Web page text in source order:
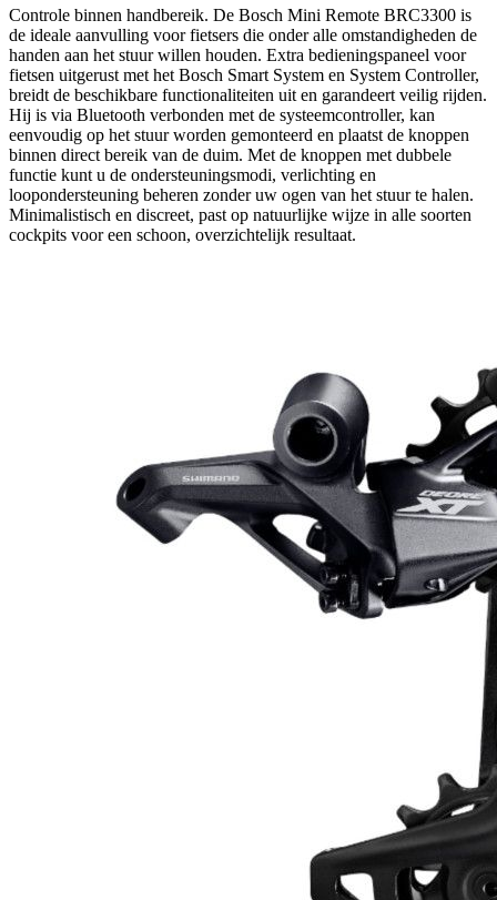
Controle binnen handbereik. De Bosch Mini Remote BRC3300 is
de ideale aanvulling voor fietsers die onder alle omstandigheden de
handen aan het stuur willen houden. Extra bedieningspaneel voor
fietsen uitgerust met het Bosch Smart System en System Controller,
breidt de beschikbare functionaliteiten uit en garandeert veilig rijden.
Hij is via Bluetooth verbonden met de systeemcontroller, kan
eenvoudig op het stuur worden gemonteerd en plaatst de knoppen
binnen direct bereik van de duim. Met de knoppen met dubbele
functie kunt u de ondersteuningsmodi, verlichting en
loopondersteuning beheren zonder uw ogen van het stuur te halen.
Minimalistisch en discreet, past op natuurlijke wijze in alle soorten
cockpits voor een schoon, overzichtelijk resultaat.